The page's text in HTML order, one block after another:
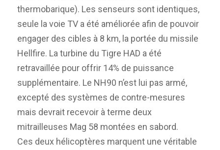
thermobarique). Les senseurs sont identiques,
seule la voie TV a été améliorée afin de pouvoir
engager des cibles à 8 km, la portée du missile
Hellfire. La turbine du Tigre HAD a été
retravaillée pour offrir 14% de puissance
supplémentaire. Le NH90 n’est lui pas armé,
excepté des systèmes de contre-mesures
mais devrait recevoir à terme deux
mitrailleuses Mag 58 montées en sabord.
Ces deux hélicoptères marquent une véritable